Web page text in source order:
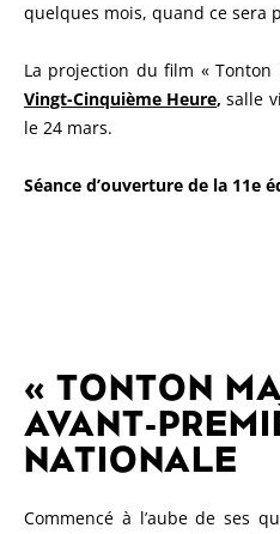
quelques mois, quand ce sera
La projection du film «
Vingt-Cinquième Heure, salle
le 24 mars.
Séance d’ouverture de la 11e
« TONTON
AVANT-
NATIONALE
Commencé à l’aube de ses